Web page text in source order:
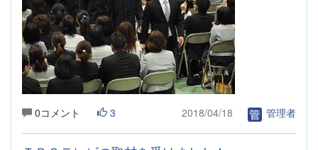
0コメント 3 2018/04/18 管理者